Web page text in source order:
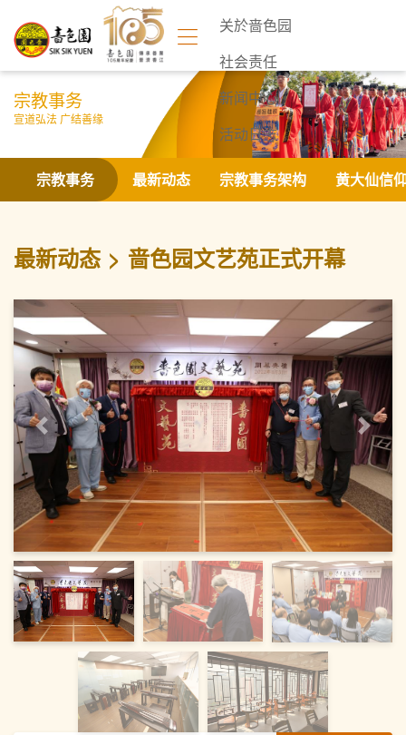
关於啬色园
社会责任
新闻中心
活动日志
联络我们
宗教事务
宣道弘法 广结善缘
宗教事务 最新动态 宗教事务架构 黄大仙信
最新动态 啬色园文艺苑正式开幕
上一页 下一页